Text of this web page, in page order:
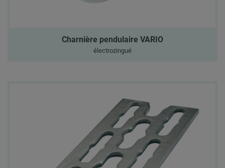
Charnière pendulaire VARIO
électrozingué